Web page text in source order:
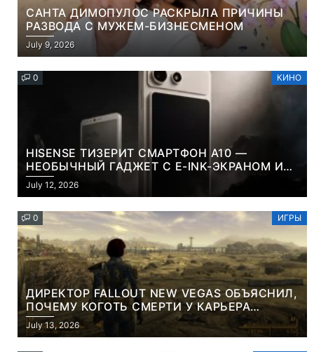
САНТА ДИМОПУЛОС РАСКРЫЛА ПРИЧИНЫ
РАЗВОДА С МУЖЕМ-БИЗНЕСМЕНОМ
July 9, 2026
0 КИНО
HISENSE ТИЗЕРИТ СМАРТФОН A10 —
НЕОБЫЧНЫЙ ГАДЖЕТ С E-INK-ЭКРАНОМ И
СЪЕМНОЙ LCD-ПАНЕЛЬЮ ДЛЯ ЦВЕТНОГО
КОНТЕНТА И СОЦСЕТЕЙ
July 12, 2026
0 ИГРЫ
ДИРЕКТОР FALLOUT NEW VEGAS ОБЪЯСНИЛ,
ПОЧЕМУ КОГОТЬ СМЕРТИ У КАРЬЕРА
НАМЕРЕННО СНОСИТ ВАМ ГОЛОВУ
July 13, 2026